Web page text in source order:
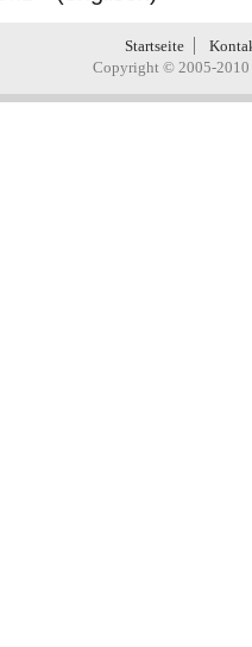
Startseite
Copyright © 2005-2010